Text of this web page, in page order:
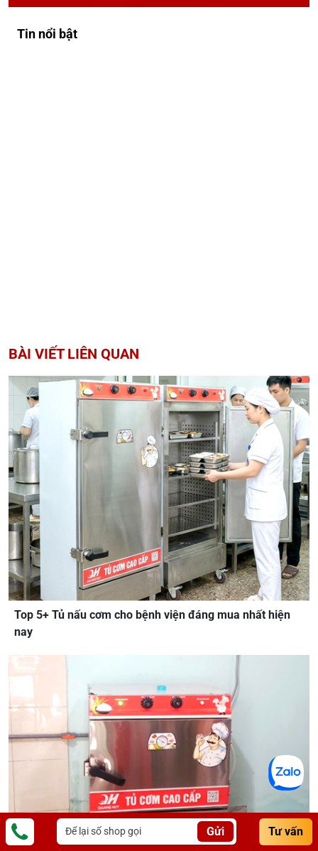
Tin nổi bật
BÀI VIẾT LIÊN QUAN
Top 5+ Tủ nấu cơm cho bệnh viện đáng mua nhất hiện
nay
Gửi Tư vấn